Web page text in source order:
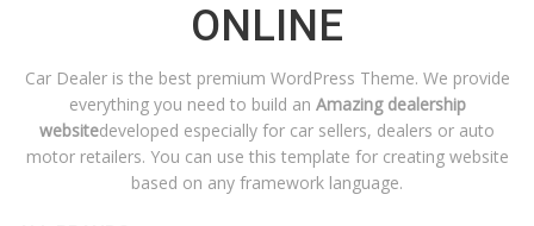
ONLINE
Car Dealer is the best premium WordPress Theme. We provide
everything you need to build an Amazing dealership
websitedeveloped especially for car sellers, dealers or auto
motor retailers. You can use this template for creating website
based on any framework language.